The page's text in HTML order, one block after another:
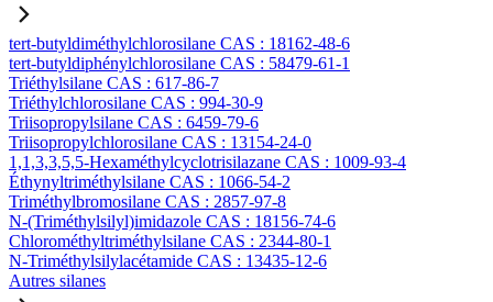
tert-butyldiméthylchlorosilane CAS : 18162-48-6
tert-butyldiphénylchlorosilane CAS : 58479-61-1
Triéthylsilane CAS : 617-86-7
Triéthylchlorosilane CAS : 994-30-9
Triisopropylsilane CAS : 6459-79-6
Triisopropylchlorosilane CAS : 13154-24-0
1,1,3,3,5,5-Hexaméthylcyclotrisilazane CAS : 1009-93-4
Éthynyltriméthylsilane CAS : 1066-54-2
Triméthylbromosilane CAS : 2857-97-8
N-(Triméthylsilyl)imidazole CAS : 18156-74-6
Chlorométhyltriméthylsilane CAS : 2344-80-1
N-Triméthylsilylacétamide CAS : 13435-12-6
Autres silanes